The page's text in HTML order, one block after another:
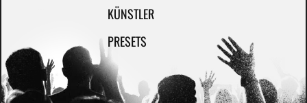
KÜNSTLER
PRESETS